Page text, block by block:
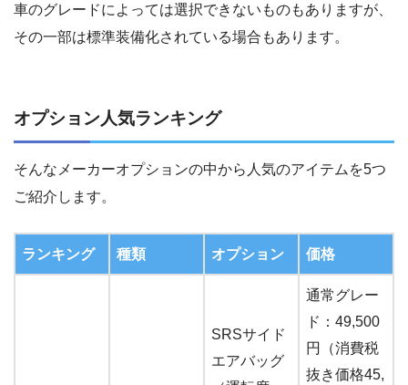
車のグレードによっては選択できないものもありますが、
その一部は標準装備化されている場合もあります。
オプション人気ランキング
そんなメーカーオプションの中から人気のアイテムを5つ
ご紹介します。
ランキング 種類 オプション 価格
SRSサイド
エアバッグ
通常グレー
ド：49,500
円（消費税
抜き価格45,